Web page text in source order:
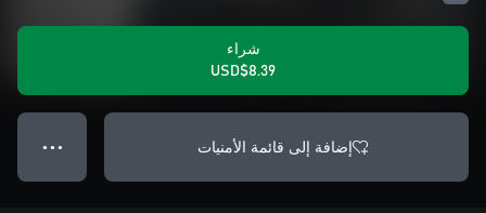
شراء
USD$8.39
إضافة إلى قائمة الأمنيات ● ● ●